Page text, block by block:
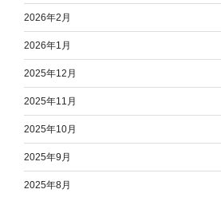
2026年2月
2026年1月
2025年12月
2025年11月
2025年10月
2025年9月
2025年8月